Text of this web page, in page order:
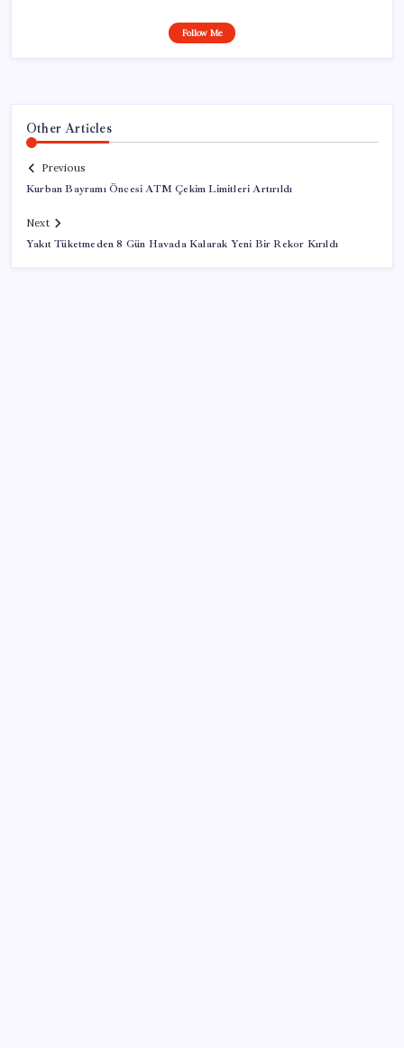
Follow Me
Other Articles
Previous
Kurban Bayramı Öncesi ATM Çekim Limitleri Artırıldı
Next
Yakıt Tüketmeden 8 Gün Havada Kalarak Yeni Bir Rekor Kırıldı